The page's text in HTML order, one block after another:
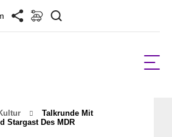
Talkrunde Mit
Stargast Des MDR